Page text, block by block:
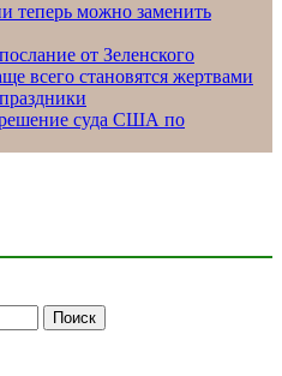
теперь можно заменить
от Зеленского
всего становятся жертвами
решение суда США по